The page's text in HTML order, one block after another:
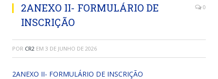
2ANEXO II- FORMULÁRIO DE
INSCRIÇÃO
0
POR CR2 EM 3 DE JUNHO DE 2026
2ANEXO II- FORMULÁRIO DE INSCRIÇÃO